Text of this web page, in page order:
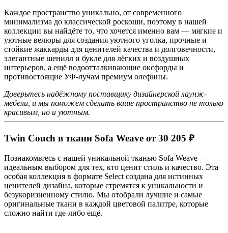
Каждое пространство уникально, от современного
минимализма до классической роскоши, поэтому в нашей
коллекции вы найдёте то, что хочется именно вам — мягкие и
уютные велюры для создания уютного уголка, прочные и
стойкие жаккарды для ценителей качества и долговечности,
элегантные шенилл и букле для лёгких и воздушных
интерьеров, а ещё водоотталкивающие оксфорды и
противостоящие УФ-лучам премиум олефины.
Доверьтесь надёжному поставщику дизайнерской лаунж-
мебели, и мы поможем сделать ваше пространство не только
красивым, но и уютным.
Twin Couch в ткани Sofa Weave от 30 205 ₽
Познакомьтесь с нашей уникальной тканью Sofa Weave —
идеальным выбором для тех, кто ценит стиль и качество. Эта
особая коллекция в формате Select создана для истинных
ценителей дизайна, которые стремятся к уникальности и
безукоризненному стилю. Мы отобрали лучшие и самые
оригинальные ткани в каждой цветовой палитре, которые
сложно найти где-либо ещё.